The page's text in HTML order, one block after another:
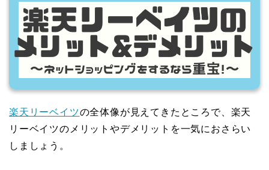
楽天リーベイツの全体像が見えてきたところで、楽天
リーベイツのメリットやデメリットを一気におさらい
しましょう。